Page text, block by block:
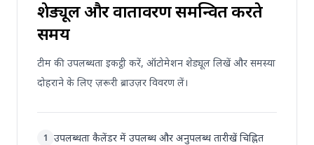
शेड्यूल और वातावरण समन्वित करते
समय
टीम की उपलब्धता इकट्ठी करें, ऑटोमेशन शेड्यूल लिखें और समस्या
दोहराने के लिए ज़रूरी ब्राउज़र विवरण लें।
1 उपलब्धता कैलेंडर में उपलब्ध और अनुपलब्ध तारीखें चिह्नित